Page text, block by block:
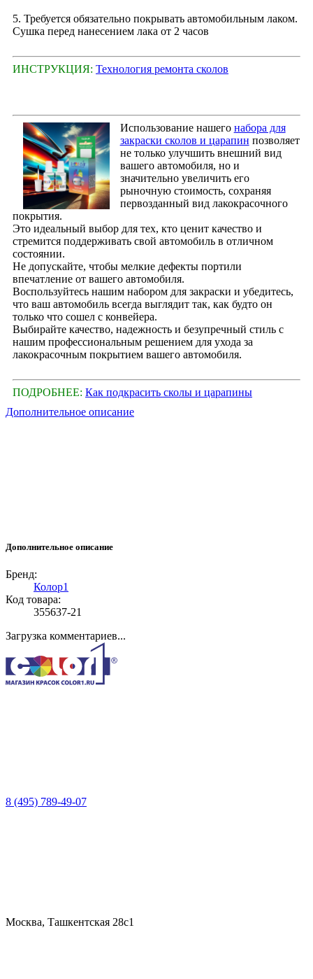
5. Требуется обязательно покрывать автомобильным лаком.
Сушка перед нанесением лака от 2 часов
ИНСТРУКЦИЯ: Технология ремонта сколов
Использование нашего набора для
закраски сколов и царапин позволяет
не только улучшить внешний вид
вашего автомобиля, но и
значительно увеличить его
рыночную стоимость, сохраняя
первозданный вид лакокрасочного
покрытия.
Это идеальный выбор для тех, кто ценит качество и
стремится поддерживать свой автомобиль в отличном
состоянии.
Не допускайте, чтобы мелкие дефекты портили
впечатление от вашего автомобиля.
Воспользуйтесь нашим набором для закраски и убедитесь,
что ваш автомобиль всегда выглядит так, как будто он
только что сошел с конвейера.
Выбирайте качество, надежность и безупречный стиль с
нашим профессиональным решением для ухода за
лакокрасочным покрытием вашего автомобиля.
ПОДРОБНЕЕ: Как подкрасить сколы и царапины
Дополнительное описание
Дополнительное описание
Бренд:
Колор1
Код товара:
355637-21
Загрузка комментариев...
8 (495) 789-49-07
Москва, Ташкентская 28с1